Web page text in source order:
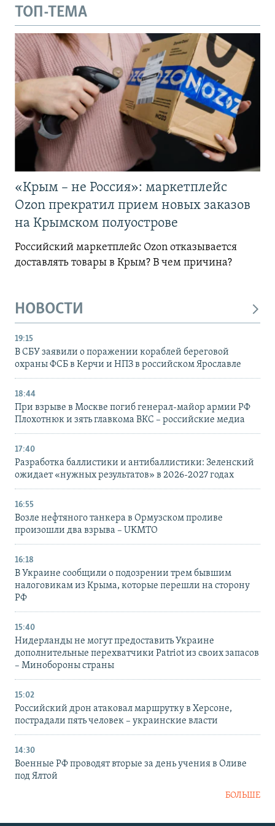
ТОП-ТЕМА
«Крым – не Россия»: маркетплейс
Ozon прекратил прием новых заказов
на Крымском полуострове
Российский маркетплейс Ozon отказывается
доставлять товары в Крым? В чем причина?
НОВОСТИ
19:15
В СБУ заявили о поражении кораблей береговой
охраны ФСБ в Керчи и НПЗ в российском Ярославле
18:44
При взрыве в Москве погиб генерал-майор армии РФ
Плохотнюк и зять главкома ВКС – российские медиа
17:40
Разработка баллистики и антибаллистики: Зеленский
ожидает «нужных результатов» в 2026-2027 годах
16:55
Возле нефтяного танкера в Ормузском проливе
произошли два взрыва – UKMTO
16:18
В Украине сообщили о подозрении трем бывшим
налоговикам из Крыма, которые перешли на сторону
РФ
15:40
Нидерланды не могут предоставить Украине
дополнительные перехватчики Patriot из своих запасов
– Минобороны страны
15:02
Российский дрон атаковал маршрутку в Херсоне,
пострадали пять человек – украинские власти
14:30
Военные РФ проводят вторые за день учения в Оливе
под Ялтой
БОЛЬШЕ